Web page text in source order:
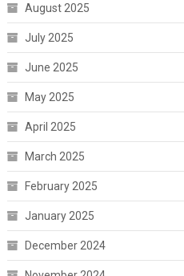
August 2025
July 2025
June 2025
May 2025
April 2025
March 2025
February 2025
January 2025
December 2024